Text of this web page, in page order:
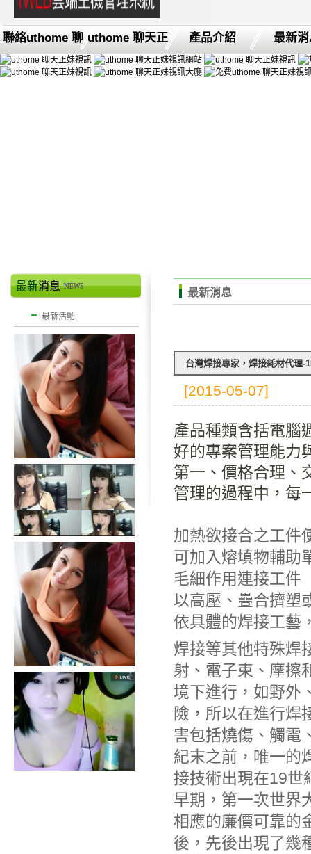
聯絡uthome 聊 uthome 聊天正 產品介紹 最新
最新活動
最新消息
台灣焊接專家，焊接耗材代理-
[2015-05-07]
產品種類含括電腦
好的專案管理能力
第一、價格合理、
管理的過程中，每
加熱欲接合之工件
可加入熔填物輔助
毛細作用連接工件
以高壓、疊合擠塑
依具體的焊接工藝
焊接等其他特殊焊
射、電子束、摩擦
境下進行，如野外
險，所以在進行焊
害包括燒傷、觸電
紀末之前，唯一的
接技術出現在19世
早期，第一次世界
相應的廉價可靠的
後，先後出現了幾